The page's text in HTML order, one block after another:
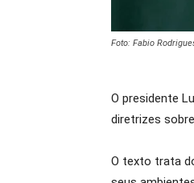
Foto: Fabio
O presidente
diretrizes
O texto trata